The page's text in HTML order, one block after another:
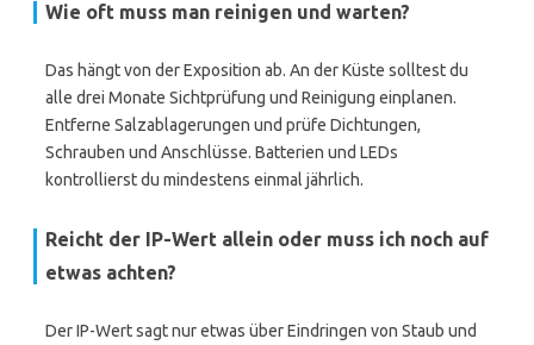
Wie oft muss man reinigen und warten?
Das hängt von der Exposition ab. An der Küste solltest du
alle drei Monate Sichtprüfung und Reinigung einplanen.
Entferne Salzablagerungen und prüfe Dichtungen,
Schrauben und Anschlüsse. Batterien und LEDs
kontrollierst du mindestens einmal jährlich.
Reicht der IP-Wert allein oder muss ich noch auf
etwas achten?
Der IP-Wert sagt nur etwas über Eindringen von Staub und